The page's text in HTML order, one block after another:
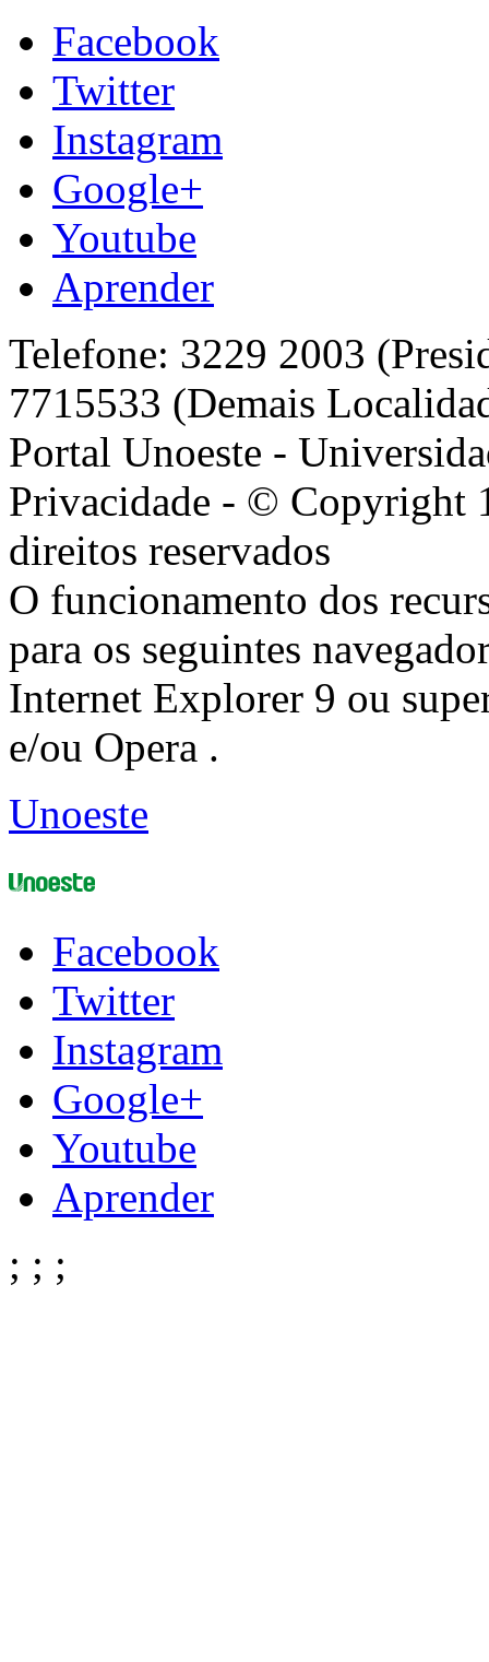
Facebook
Twitter
Instagram
Google+
Youtube
Aprender
Telefone: 3229 2003
7715533 (Demais
Portal Unoeste -
Privacidade - © Copyright
direitos reservados
O funcionamento dos
para os seguintes
Internet Explorer 9 ou
e/ou Opera .
Unoeste
Facebook
Twitter
Instagram
Google+
Youtube
Aprender
; ; ;